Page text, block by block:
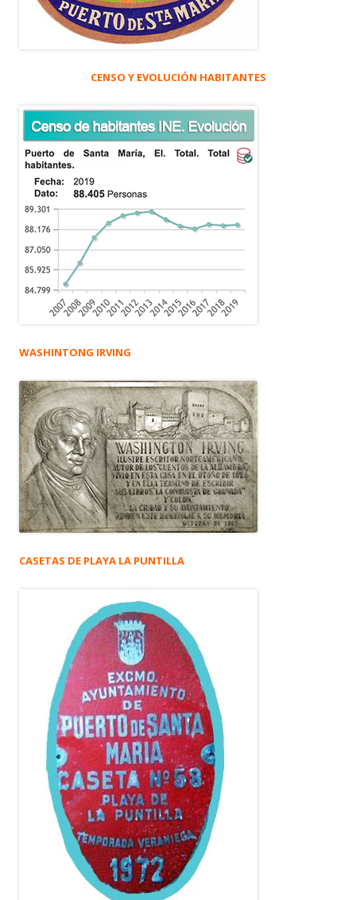
CENSO Y EVOLUCIÓN HABITANTES
WASHINTONG IRVING
CASETAS DE PLAYA LA PUNTILLA